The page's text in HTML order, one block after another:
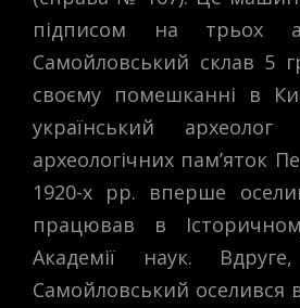
підписом на трьох
Самойловський склав 5
своєму помешканні в
український
археологічних пам’яток
1920-х рр. вперше
працював в
Академії наук.
Самойловський оселився